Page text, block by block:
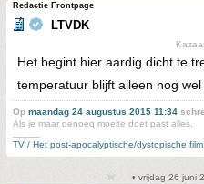
Redactie Frontpage
LTVDK
Het begint hier aardig dicht te
temperatuur blijft alleen nog wel
Op maandag 24 augustus 2015 11:34
Als je maar genoeg moeite doet past alles.
TV / Het post-apocalyptische/dystopische
• vrijdag 26 juni